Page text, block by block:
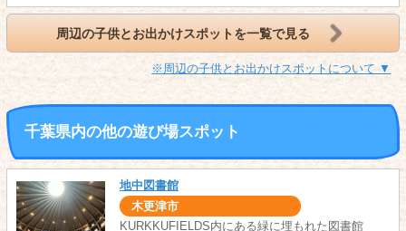
周辺の子供とお出かけスポットを一覧で見る
※周辺の子供とお出かけスポットについて ▼
千葉県内の他の遊び場スポット
地中図書館
木更津市
KURKKUFIELDS内にある緑に埋もれた図書館